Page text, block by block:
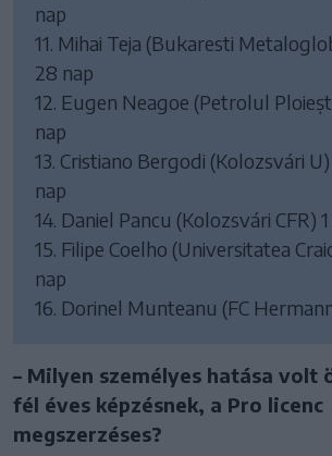
nap
11. Mihai Teja (Bukaresti
28 nap
12. Eugen Neagoe (Petrolul
nap
13. Cristiano Bergodi (Kolozsvári U)
nap
14. Daniel Pancu (Kolozsvári CFR)
15. Filipe Coelho (Universitatea
nap
16. Dorinel Munteanu (FC
– Milyen személyes hatása volt
fél éves képzésnek, a Pro licenc
megszerzéses?